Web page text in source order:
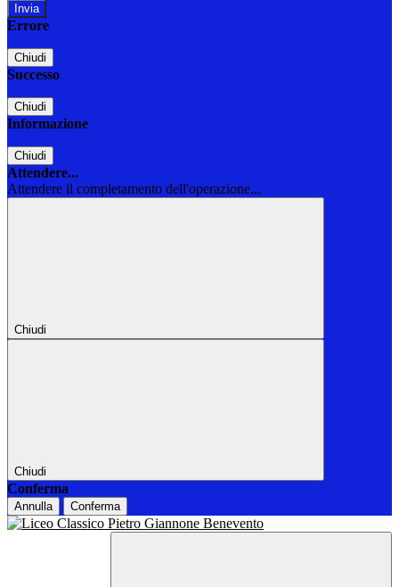
Errore
Chiudi
Successo
Chiudi
Informazione
Chiudi
Attendere...
Attendere il completamento dell'operazione...
Chiudi
Chiudi
Conferma
Annulla Conferma